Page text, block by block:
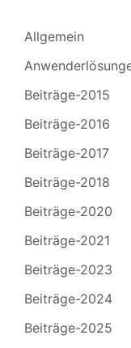
Allgemein
Beiträge-2015
Beiträge-2016
Beiträge-2017
Beiträge-2018
Beiträge-2020
Beiträge-2021
Beiträge-2023
Beiträge-2024
Beiträge-2025